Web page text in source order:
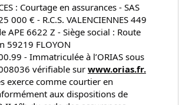
: Courtage en assurances - SAS
000 € - R.C.S. VALENCIENNES 449
APE 6622 Z - Siège social : Route
59219 FLOYON
- Immatriculée à l’ORIAS sous
vérifiable surwww.orias.fr.
exerce comme courtier en
aux dispositions de